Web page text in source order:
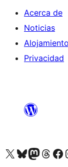
Acerca de
Noticias
Alojamiento
Privacidad
Visit our X (formerly Twitter) account
Visit our Bluesky account
Visit our Mastodon
Visit ourVisita